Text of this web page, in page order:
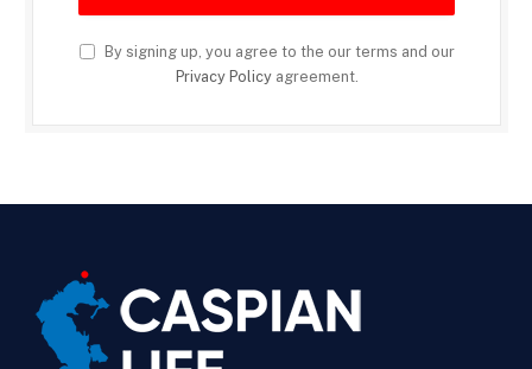
By signing up, you agree to the our terms and our
Privacy Policyagreement.